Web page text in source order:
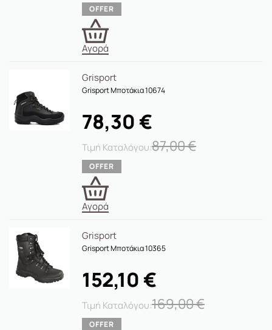
Αγορά
Grisport
Grisport Μποτάκια 10674
87,00€
78,30 €
Αγορά
Grisport
Grisport Μποτάκια 10365
169,00€
152,10 €